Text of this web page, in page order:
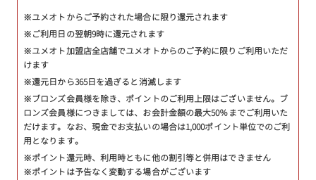
※ユメオトからご予約された場合に限り還元されます
※ご利用日の翌朝9時に還元されます
※ユメオト加盟店全店舗でユメオトからのご予約に限りご利用いただ
けます
※還元日から365日を過ぎると消滅します
※ブロンズ会員様を除き、ポイントのご利用上限はございません。ブ
ロンズ会員様につきましては、お会計金額の最大50％までご利用いた
だけます。なお、現金でお支払いの場合は1,000ポイント単位でのご利
用となります。
※ポイント還元時、利用時ともに他の割引等と併用はできません
※ポイントは予告なく変動する場合がございます